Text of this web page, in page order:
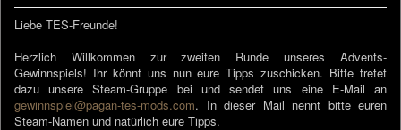
Liebe TES-Freunde!
Herzlich Willkommen zur zweiten Runde unseres Advents-
Gewinnspiels! Ihr könnt uns nun eure Tipps zuschicken. Bitte tretet
dazu unsere Steam-Gruppe bei und sendet uns eine E-Mail an
gewinnspiel@pagan-tes-mods.com. In dieser Mail nennt bitte euren
Steam-Namen und natürlich eure Tipps.